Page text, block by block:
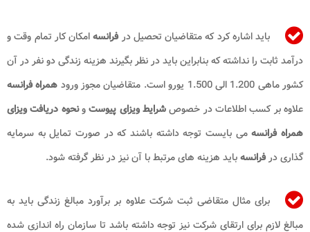
باید اشاره کرد که متقاضیان تحصیل درفرانسهامکان کار تمام وقت و
درآمد ثابت را نداشته که بنابراین باید در نظر بگیرند هزینه زندگی دو نفر در آن
کشور ماهی 1.200 الی 1.500 یورو است. متقاضیان مجوز ورود
همراه فرانسه
علاوه بر کسب اطلاعات در خصوصشرایط ویزای پیوستونحوه دریافت ویزای
همراه فرانسهمی بایست توجه داشته باشند که در صورت تمایل به سرمایه
گذاری درفرانسهباید هزینه های مرتبط با آن نیز در نظر گرفته شود.
برای مثال متقاضی ثبت شرکت علاوه بر برآورد مبالغ زندگی باید به
مبالغ لازم برای ارتقای شرکت نیز توجه داشته باشد تا سازمان راه اندازی شده